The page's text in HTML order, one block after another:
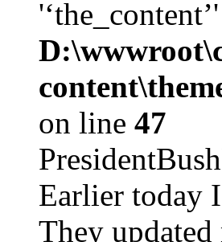
on line 47
Earlier today
They